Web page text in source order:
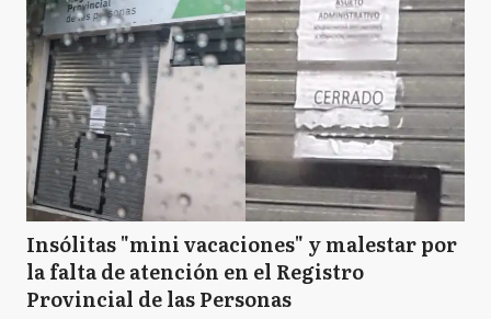
Insólitas "mini vacaciones" y malestar por
la falta de atención en el Registro
Provincial de las Personas